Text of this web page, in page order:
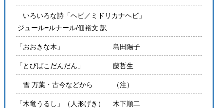
いろいろな詩「ヘビ／ミドリカナヘビ」
ジュール=ルナール/佃裕文 訳
「おおきな木」 島田陽子
「とびばこだんだん」 藤哲生
雪 万葉・古今などから （注）
「木竜うるし」（人形げき） 木下順二